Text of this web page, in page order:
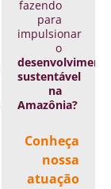
fazendo
para
impulsionar
o
sustentável
na
Amazônia?
Conheça
nossa
atuação